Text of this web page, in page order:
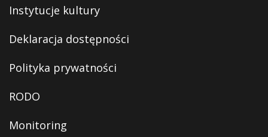
Instytucje kultury
Deklaracja dostępności
Polityka prywatności
RODO
Monitoring